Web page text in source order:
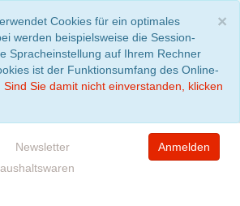
×
Cookies für ein optimales
werden beispielsweise die Session-
Spracheinstellung auf Ihrem Rechner
ist der Funktionsumfang des Online-
Sind Sie damit nicht einverstanden, klicken
Newsletter
Anmelden